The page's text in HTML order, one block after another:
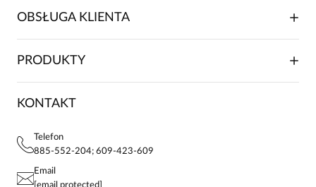
FRANCZYZA
MAPA WITRYNY
KONTAKTY
OBSŁUGA KLIENTA
FAQ
POLITYKA PRYWATNOŚCI
STREFA STAŁEGO KLIENTA
PRODUKTY
KOSZULE DAMSKIE
SPODNIE DAMSKIE
KONTAKT
Telefon
885-552-204; 609-423-609
Email
[email protected]